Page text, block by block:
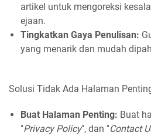
artikel untuk mengoreksi
ejaan.
Tingkatkan Gaya Penulisan:
yang menarik dan mudah
Solusi Tidak Ada Halaman
Buat Halaman Penting: Buat
"Privacy Policy", dan "Contact